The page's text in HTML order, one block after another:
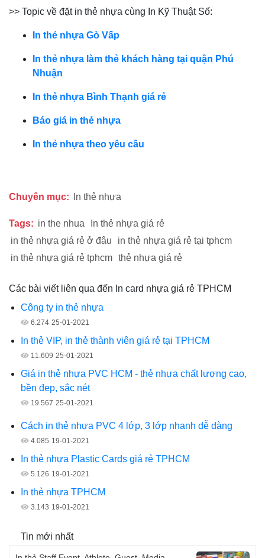
>> Topic về đặt in thẻ nhựa cùng In Kỹ Thuật Số:
In thẻ nhựa Gò Vấp
In thẻ nhựa làm thẻ khách hàng tại quận Phú
Nhuận
In thẻ nhựa Bình Thạnh giá rẻ
Báo giá in thẻ nhựa
In thẻ nhựa theo yêu cầu
Chuyên mục: In thẻ nhựa
Tags: in the nhua
In thẻ nhựa giá rẻ
in thẻ nhựa giá rẻ ở đâu
in thẻ nhựa giá rẻ tại tphcm
in thẻ nhựa giá rẻ tphcm thẻ nhựa giá rẻ
Các bài viết liên qua đến In card nhựa giá rẻ TPHCM
Công ty in thẻ nhựa
6.274 25-01-2021
In thẻ VIP, in thẻ thành viên giá rẻ tại TPHCM
11.609 25-01-2021
Giá in thẻ nhựa PVC HCM - thẻ nhựa chất lượng cao,
bền đẹp, sắc nét
19.567 25-01-2021
Cách in thẻ nhựa PVC 4 lớp, 3 lớp nhanh dễ dàng
4.085 19-01-2021
In thẻ nhựa Plastic Cards giá rẻ TPHCM
5.126 19-01-2021
In thẻ nhựa TPHCM
3.143 19-01-2021
Tin mới nhất